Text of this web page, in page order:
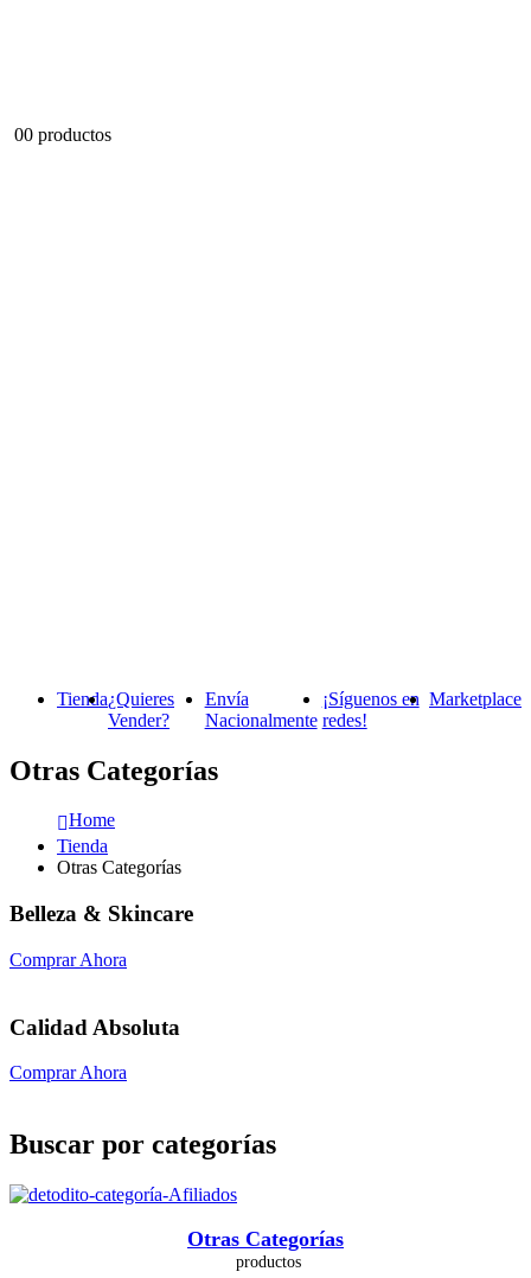
00 productos
Tienda¿Quieres
Vender?
Envía
Nacionalmente
¡Síguenos en
redes!
Marketplace
Otras Categorías
Home
Tienda
Otras Categorías
Belleza & Skincare
Comprar Ahora
Calidad Absoluta
Comprar Ahora
Buscar por categorías
Otras Categorías